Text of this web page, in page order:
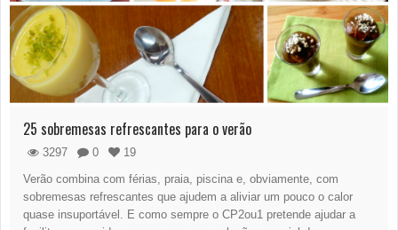
25 sobremesas refrescantes para o verão
3297 0
19
Verão combina com férias, praia, piscina e, obviamente, com
sobremesas refrescantes que ajudem a aliviar um pouco o calor
quase insuportável. E como sempre o CP2ou1 pretende ajudar a